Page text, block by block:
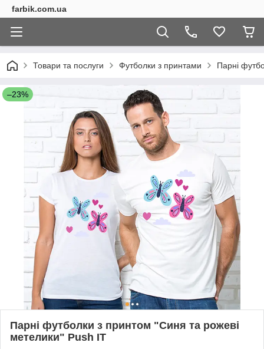
farbik.com.ua
Товари та послуги Футболки з принтами Парні
–23%
Парні футболки з принтом "Синя та рожеві
метелики" Push IT